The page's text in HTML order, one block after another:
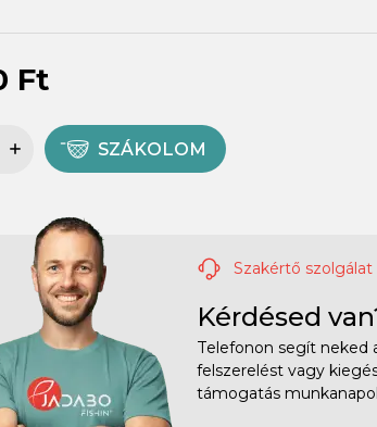
Ft
SZÁKOLOM
Szakértő szolgálat
Kérdésed
Telefonon segít neked
felszerelést vagy
támogatás